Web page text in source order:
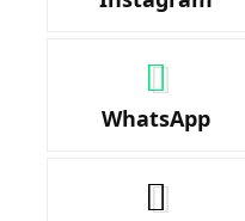
WhatsApp